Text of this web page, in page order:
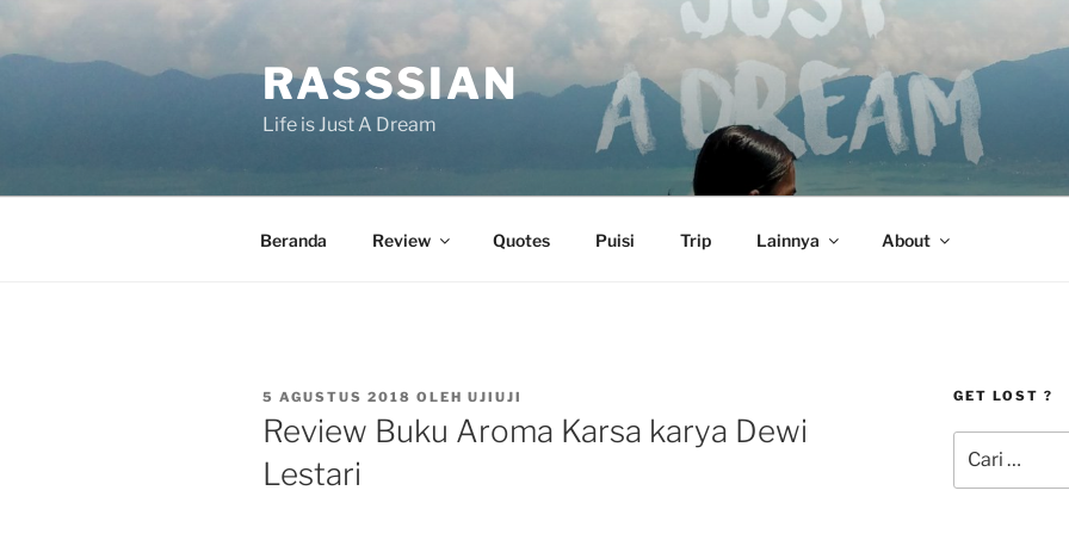
konten
RASSSIAN
Life is Just A Dream
Beranda Review Quotes Puisi Trip Lainnya About
DIPOSKAN
PADA
5 AGUSTUS 2018 OLEH UJIUJI
Review Buku Aroma Karsa karya Dewi
Lestari
GET LOST ?
untuk: